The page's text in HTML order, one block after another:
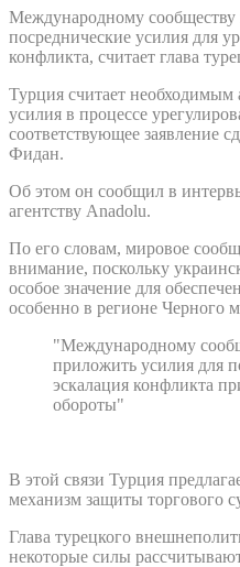
Международному сообществу
посреднические усилия для
конфликта, считает глава
Турция считает необходимым
усилия в процессе
соответствующее заявление
Фидан.
Об этом он сообщил в
агентству Anadolu.
По его словам, мировое
внимание, поскольку
особое значение для
особенно в регионе Черного
"Международному
приложить усилия для
эскалация конфликта
обороты"
В этой связи Турция
механизм защиты торгового
Глава турецкого
некоторые силы